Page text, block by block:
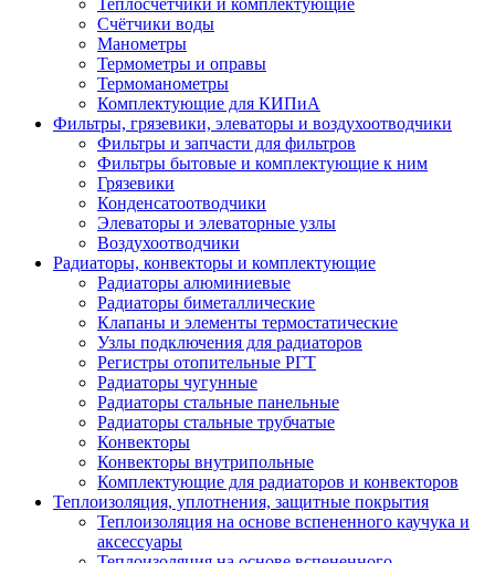
Теплосчетчики и комплектующие
Счётчики воды
Манометры
Термометры и оправы
Термоманометры
Комплектующие для КИПиА
Фильтры, грязевики, элеваторы и воздухоотводчики
Фильтры и запчасти для фильтров
Фильтры бытовые и комплектующие к ним
Грязевики
Конденсатоотводчики
Элеваторы и элеваторные узлы
Воздухоотводчики
Радиаторы, конвекторы и комплектующие
Радиаторы алюминиевые
Радиаторы биметаллические
Клапаны и элементы термостатические
Узлы подключения для радиаторов
Регистры отопительные РГТ
Радиаторы чугунные
Радиаторы стальные панельные
Радиаторы стальные трубчатые
Конвекторы
Конвекторы внутрипольные
Комплектующие для радиаторов и конвекторов
Теплоизоляция, уплотнения, защитные покрытия
Теплоизоляция на основе вспененного каучука и
аксессуары